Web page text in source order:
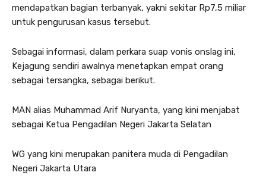
mendapatkan bagian terbanyak, yakni sekitar Rp7,5 miliar
untuk pengurusan kasus tersebut.
Sebagai informasi, dalam perkara suap vonis onslag ini,
Kejagung sendiri awalnya menetapkan empat orang
sebagai tersangka, sebagai berikut.
MAN alias Muhammad Arif Nuryanta, yang kini menjabat
sebagai Ketua Pengadilan Negeri Jakarta Selatan
WG yang kini merupakan panitera muda di Pengadilan
Negeri Jakarta Utara